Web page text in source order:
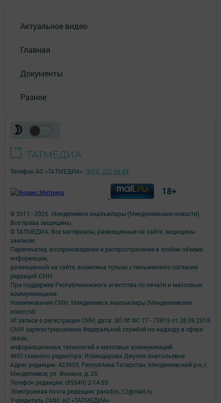
Актуальное видео
Главная
Документы
Разное
© 2011 - 2026. Менделеевск яӊалыклары (Менделеевские новости).
Все права защищены.
© ТАТМЕДИА. Все материалы, размещенные на сайте, защищены
законом.
Перепечатка, воспроизведение и распространение в любом объеме
информации,
размещенной на сайте, возможна только с письменного согласия
редакций СМИ.
При поддержке Республиканского агентства по печати и массовым
коммуникациям.
Наименование СМИ: Менделеевск яӊалыклары (Менделеевские
новости)
№ записи о регистрации СМИ, дата: ЭЛ № ФС 77 - 73819 от 28.09.2018
СМИ зарегистрированно Федеральной службой по надзору в сфере
связи,
информационных технологий и массовых коммуникаций
ФИО главного редактора: Искандарова Джулия Анатольевна
Адрес редакции: 423650, Республика Татарстан, Менделеевский р-н, г.
Менделеевск, ул. Фомина, д. 20
Телефон редакции: (85549) 2-14-55
Электронная почта редакции: paradox_12@mail.ru
Учредитель СМИ: АО «ТАТМЕДИА»
Телефон АО «ТАТМЕДИА»: (843) 222 09 84
; 18+